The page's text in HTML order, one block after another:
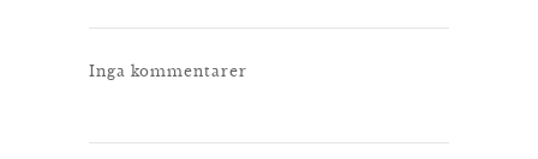
Inga kommentarer